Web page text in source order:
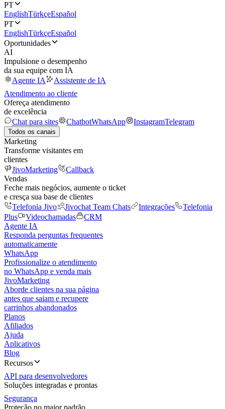
PT
EnglishTürkçeEspañol
PT
EnglishTürkçeEspañol
Oportunidades
AI
Impulsione o desempenho
da sua equipe com IA
Agente IA
Assistente de IA
Atendimento ao cliente
Ofereça atendimento
de excelência
Chat para sites
ChatbotWhatsApp InstagramTelegram
Todos os canais
Marketing
Transforme visitantes em
clientes
JivoMarketing
Callback
Vendas
Feche mais negócios, aumente o ticket
e cresça sua base de clientes
Telefonia Jivo
Jivochat Team Chats Integrações
Telefonia
Plus
Videochamadas
CRM
Agente IA
Responda perguntas frequentes
automaticamente
WhatsApp
Profissionalize o atendimento
no WhatsApp e venda mais
JivoMarketing
Aborde clientes na sua página
antes que saiam e recupere
carrinhos abandonados
Planos
Afiliados
Ajuda
Aplicativos
Blog
Recursos
API para desenvolvedores
Soluções integradas e prontas
Segurança
Proteção no maior padrão